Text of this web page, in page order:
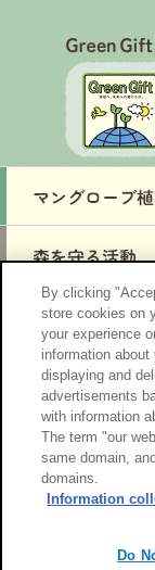
「Green Gift」プ
お知らせ
サイト
By clicking
store cookies on
your experience
information
displaying and
advertisements
with information
The term "our
same domain,
domains.
Information
Do